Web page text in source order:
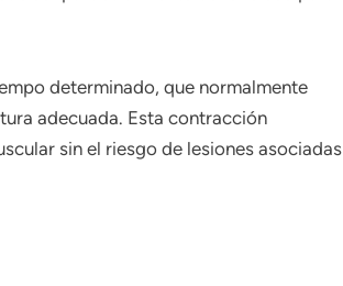
determinado, que normalmente
adecuada. Esta contracción
sin el riesgo de lesiones asociadas